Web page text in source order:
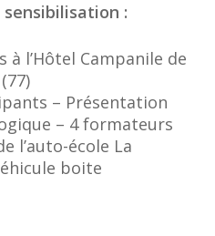
:
à l’Hôtel Campanile de
– Présentation
– 4 formateurs
l’auto-école La
boite